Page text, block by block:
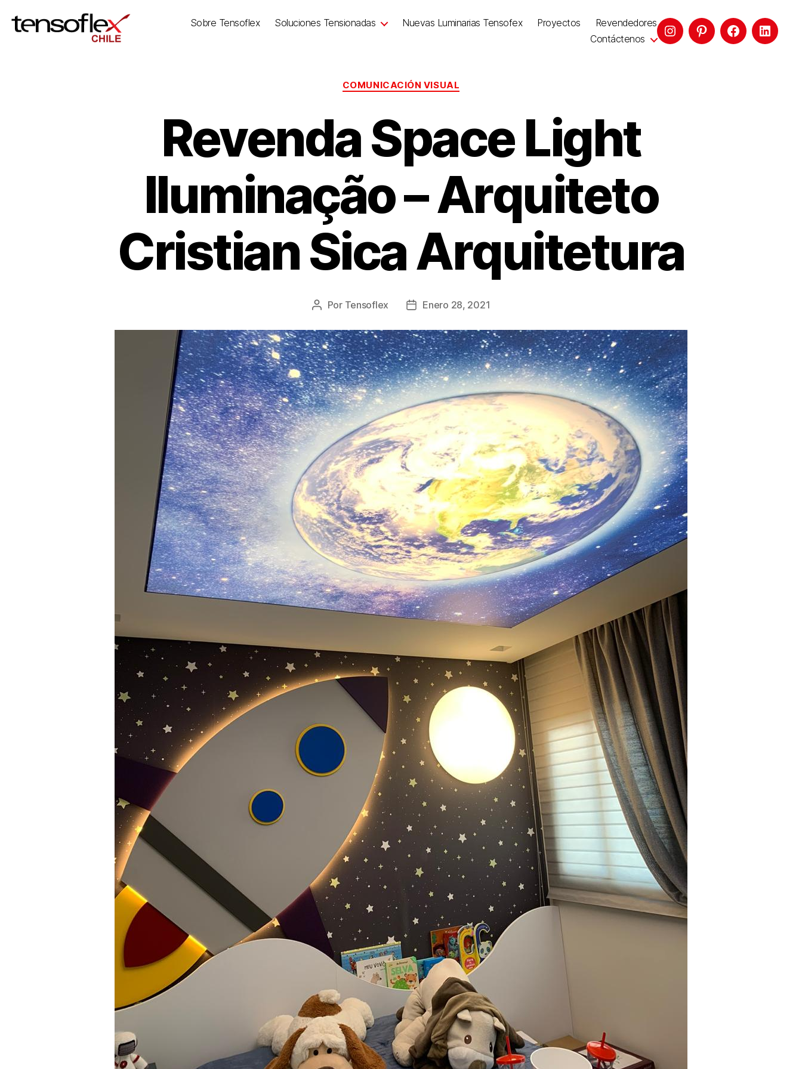
Sobre Tensoflex Soluciones Tensionadas Nuevas Luminarias Tensofex Proyectos
Revendedores
Contáctenos
COMUNICACIÓN VISUAL
Revenda Space Light
Iluminação – Arquiteto
Cristian Sica Arquitetura
Por Tensoflex Enero 28, 2021